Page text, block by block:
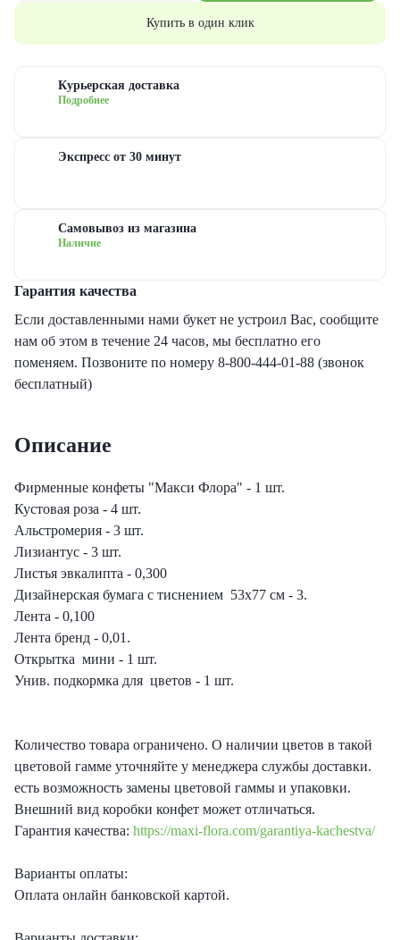
с гипсофилами
с лилиями
с хризантемами
с герберами
с тюльпанами
флористика
Купить в один клик
Курьерская доставка
Подробнее
Экспресс от 30 минут
Самовывоз из магазина
Наличие
Гарантия качества
Если доставленными нами букет не устроил Вас, сообщите
нам об этом в течение 24 часов, мы бесплатно его
поменяем. Позвоните по номеру 8-800-444-01-88 (звонок
бесплатный)
Описание
Фирменные конфеты "Макси Флора" - 1 шт.
Кустовая роза - 4 шт.
Альстромерия - 3 шт.
Лизиантус - 3 шт.
Листья эвкалипта - 0,300
Дизайнерская бумага с тиснением 53х77 см - 3.
Лента - 0,100
Лента бренд - 0,01.
Открытка мини - 1 шт.
Унив. подкормка для цветов - 1 шт.
Количество товара ограничено. О наличии цветов в такой
цветовой гамме уточняйте у менеджера службы доставки.
есть возможность замены цветовой гаммы и упаковки.
Внешний вид коробки конфет может отличаться.
Гарантия качества: https://maxi-flora.com/garantiya-kachestva/
Варианты оплаты:
Оплата онлайн банковской картой.